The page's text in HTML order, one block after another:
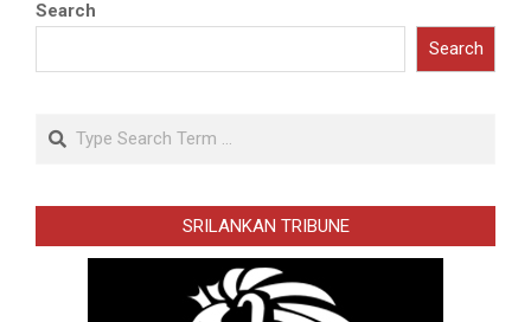
Search
Search
Search
SRILANKAN TRIBUNE